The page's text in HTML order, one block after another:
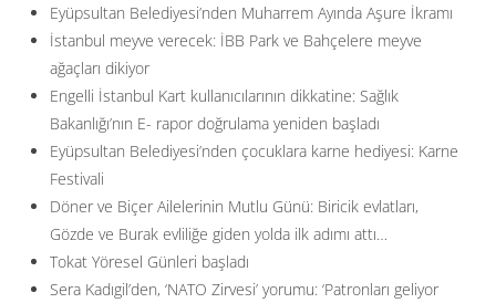
Eyüpsultan Belediyesi’nden Muharrem Ayında Aşure İkramı
İstanbul meyve verecek: İBB Park ve Bahçelere meyve
ağaçları dikiyor
Engelli İstanbul Kart kullanıcılarının dikkatine: Sağlık
Bakanlığı’nın E- rapor doğrulama yeniden başladı
Eyüpsultan Belediyesi’nden çocuklara karne hediyesi: Karne
Festivali
Döner ve Biçer Ailelerinin Mutlu Günü: Biricik evlatları,
Gözde ve Burak evliliğe giden yolda ilk adımı attı…
Tokat Yöresel Günleri başladı
Sera Kadıgil’den, ‘NATO Zirvesi’ yorumu: ‘Patronları geliyor